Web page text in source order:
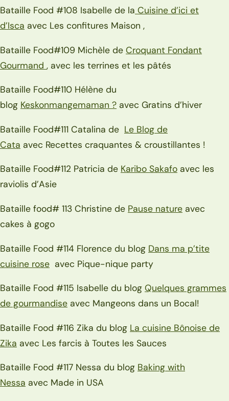
Bataille Food #108 Isabelle de la Cuisine d’ici et
d’Isca avec Les confitures Maison ,
Bataille Food#109 Michèle de Croquant Fondant
Gourmand , avec les terrines et les pâtés
Bataille Food#110 Hélène du
blog Keskonmangemaman ? avec Gratins d’hiver
Bataille Food#111 Catalina de Le Blog de
Cata avec Recettes craquantes & croustillantes !
Bataille Food#112 Patricia de Karibo Sakafo avec les
raviolis d’Asie
Bataille food# 113 Christine de Pause nature avec
cakes à gogo
Bataille Food #114 Florence du blog Dans ma p’tite
cuisine rose avec Pique-nique party
Bataille Food #115 Isabelle du blog Quelques grammes
de gourmandise avec Mangeons dans un Bocal!
Bataille Food #116 Zika du blog La cuisine Bônoise de
Zika avec Les farcis à Toutes les Sauces
Bataille Food #117 Nessa du blog Baking with
Nessa avec Made in USA